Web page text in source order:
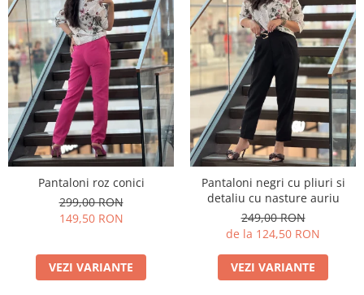
Pantaloni roz conici
299,00 RON
149,50 RON
VEZI VARIANTE
Pantaloni negri cu pliuri si
detaliu cu nasture auriu
249,00 RON
de la 124,50 RON
VEZI VARIANTE